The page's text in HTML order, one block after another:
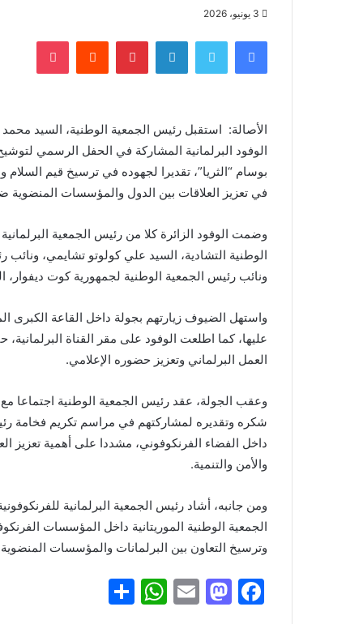
3 يونيو، 2026
فيسبوك لينكدإن بينتيريست
الأصالة: استقبل رئيس الجمعية الوطنية، السيد
الوفود البرلمانية المشاركة في الحفل الرسمي
بوسام “الثريا”، تقديرا لجهوده في ترسيخ قيم السلام
في تعزيز العلاقات بين الدول والمؤسسات المنضوية
وضمت الوفود الزائرة كلا من رئيس الجمعية
الوطنية التشادية، السيد علي كولوتو تشايمي،
ونائب رئيس الجمعية الوطنية لجمهورية كوت ديفوار،
واستهل الضيوف زيارتهم بجولة داخل القاعة الكبرى
عليها، كما اطلعت الوفود على مقر القناة
العمل البرلماني وتعزيز حضوره الإعلامي.
وعقب الجولة، عقد رئيس الجمعية الوطنية اجتماعا
شكره وتقديره لمشاركتهم في مراسم تكريم فخامة
داخل الفضاء الفرنكوفوني، مشددا على أهمية تعزيز
والأمن والتنمية.
ومن جانبه، أشاد رئيس الجمعية البرلمانية
الجمعية الوطنية الموريتانية داخل المؤسسات
وترسيخ التعاون بين البرلمانات والمؤسسات
F
M
E
W